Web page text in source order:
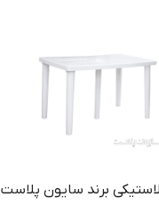
میز پلاستیکی برند سایون پلاست